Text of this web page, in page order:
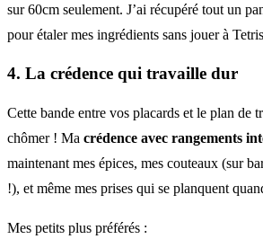
sur 60cm seulement. J’ai récupéré tout un
pour étaler mes ingrédients sans jouer à
4. La crédence qui travaille dur
Cette bande entre vos placards et le plan de
chômer ! Ma crédence avec rangements
maintenant mes épices, mes couteaux (sur
!), et même mes prises qui se planquent
Mes petits plus préférés :